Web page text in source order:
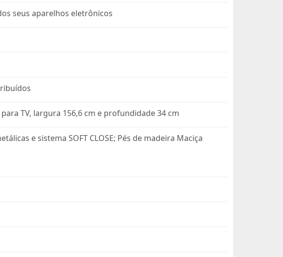
seus aparelhos eletrônicos
TV, largura 156,6 cm e profundidade 34 cm
e sistema SOFT CLOSE; Pés de madeira Maciça